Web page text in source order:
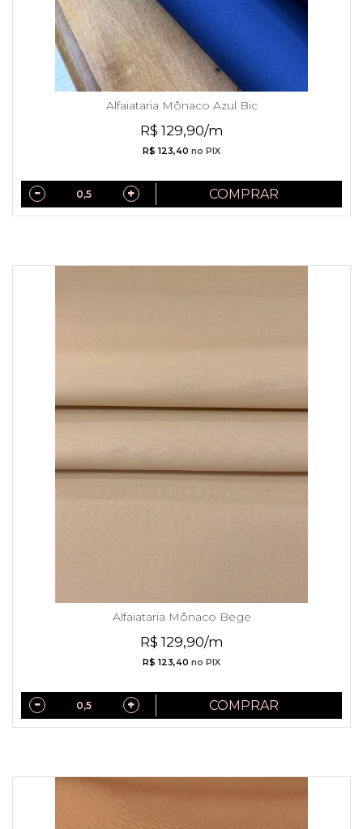
Alfaiataria Mônaco Azul Bic
R$ 129,90/m
R$ 123,40 no PIX
COMPRAR
Alfaiataria Mônaco Bege
R$ 129,90/m
R$ 123,40 no PIX
COMPRAR